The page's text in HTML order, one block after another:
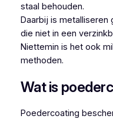
staal behouden.
Daarbij is
die niet in een
Niettemin is het ook
methoden.
Wat is
Poedercoating